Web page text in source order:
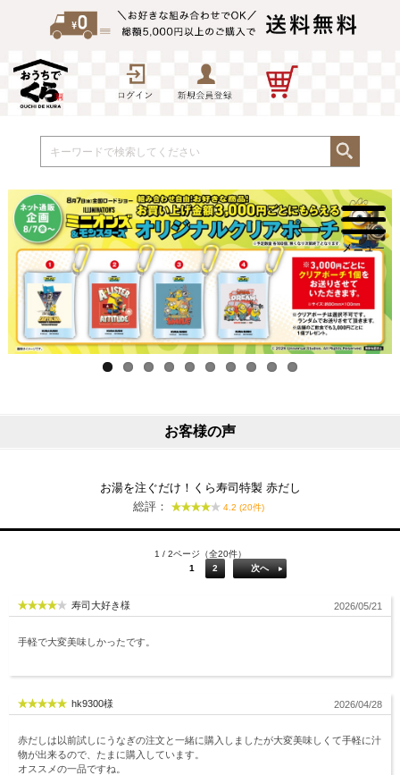
お客様の声
お湯を注ぐだけ！くら寿司特製 赤だし
総評：
4.2 (20件)
1 / 2ページ（全20件）
1
2 次へ
寿司大好き様 2026/05/21
手軽で大変美味しかったです。
hk9300様 2026/04/28
赤だしは以前試しにうなぎの注文と一緒に購入しましたが大変美味しくて手軽に汁
物が出来るので、たまに購入しています。
オススメの一品ですね。